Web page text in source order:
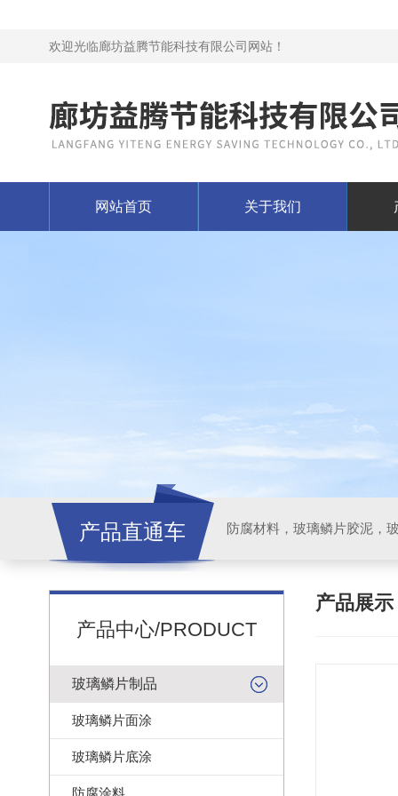
欢迎光临廊坊益腾节能科技有限公司网站！
网站首页 关于我们
产品直通车
产品中心/PRODUCT
玻璃鳞片制品
玻璃鳞片面涂
玻璃鳞片底涂
防腐涂料
产品展示